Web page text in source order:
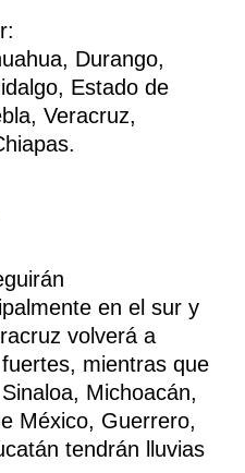
Durango,
Estado de
Veracruz,
en el sur y
volverá a
mientras que
Michoacán,
México, Guerrero,
tendrán lluvias